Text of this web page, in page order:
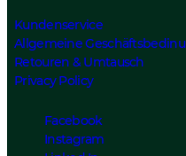
Kundenservice
Allgemeine
Retouren & Umtausch
Privacy Policy
Facebook
Instagram